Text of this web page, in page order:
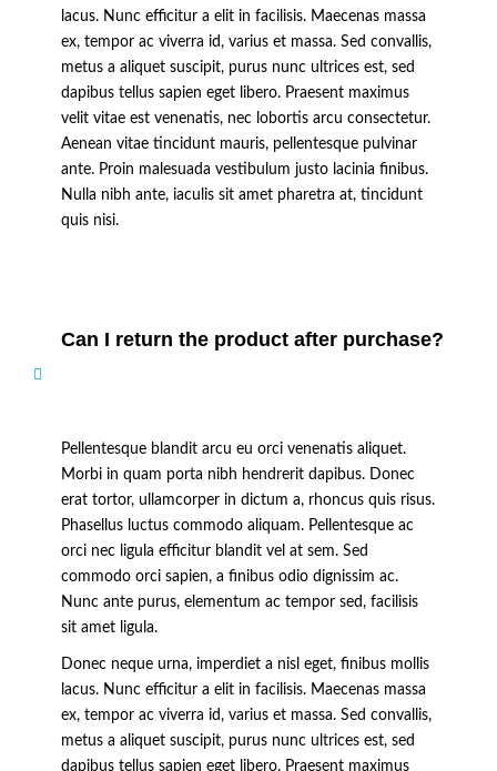
lacus. Nunc efficitur a elit in facilisis. Maecenas massa
ex, tempor ac viverra id, varius et massa. Sed convallis,
metus a aliquet suscipit, purus nunc ultrices est, sed
dapibus tellus sapien eget libero. Praesent maximus
velit vitae est venenatis, nec lobortis arcu consectetur.
Aenean vitae tincidunt mauris, pellentesque pulvinar
ante. Proin malesuada vestibulum justo lacinia finibus.
Nulla nibh ante, iaculis sit amet pharetra at, tincidunt
quis nisi.
Can I return the product after purchase?
Pellentesque blandit arcu eu orci venenatis aliquet.
Morbi in quam porta nibh hendrerit dapibus. Donec
erat tortor, ullamcorper in dictum a, rhoncus quis risus.
Phasellus luctus commodo aliquam. Pellentesque ac
orci nec ligula efficitur blandit vel at sem. Sed
commodo orci sapien, a finibus odio dignissim ac.
Nunc ante purus, elementum ac tempor sed, facilisis
sit amet ligula.
Donec neque urna, imperdiet a nisl eget, finibus mollis
lacus. Nunc efficitur a elit in facilisis. Maecenas massa
ex, tempor ac viverra id, varius et massa. Sed convallis,
metus a aliquet suscipit, purus nunc ultrices est, sed
dapibus tellus sapien eget libero. Praesent maximus